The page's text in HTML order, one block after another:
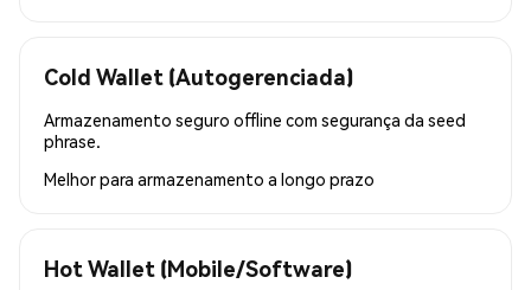
Cold Wallet (Autogerenciada)
Armazenamento seguro offline com segurança da seed
phrase.
Melhor para armazenamento a longo prazo
Hot Wallet (Mobile/Software)